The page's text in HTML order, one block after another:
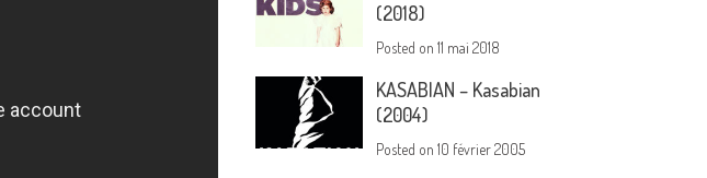
(2018)
Posted on11 mai 2018
KASABIAN – Kasabian
(2004)
Posted on10 février 2005